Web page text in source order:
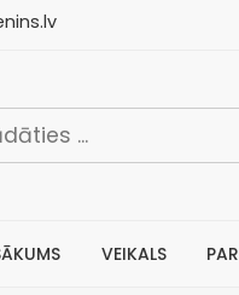
VEIKALS